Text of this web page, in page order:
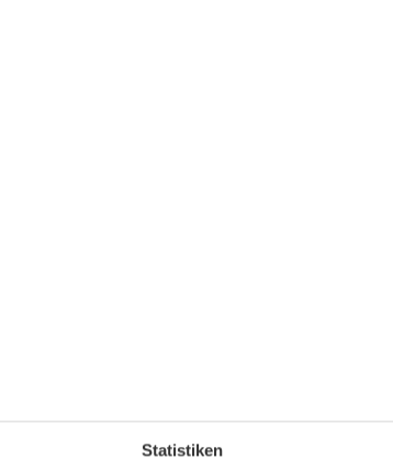
Doppelbetten
1
Statistiken